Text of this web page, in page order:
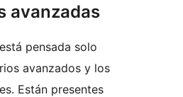
avanzadas
pensada solo
avanzados y los
Están presentes